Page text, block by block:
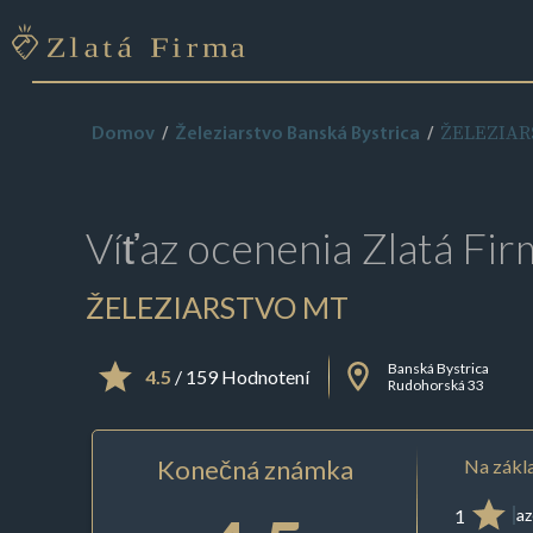
Domov Železiarstvo Banská Bystrica
Víťaz ocenenia Zlatá
ŽELEZIARSTVO MT
4.5 / 159 Hodnotení
Banská Bystrica
Rudohorská 33
Konečná známka Na
1